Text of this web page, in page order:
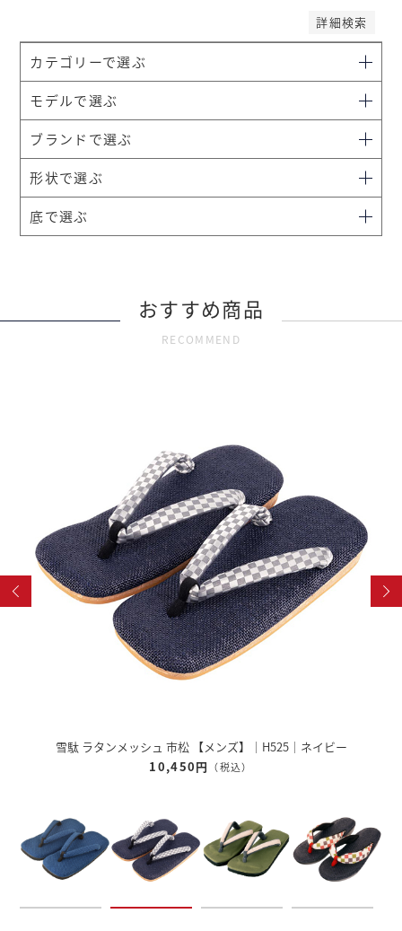
詳細検索
カテゴリーで選ぶ
モデルで選ぶ
ブランドで選ぶ
形状で選ぶ
底で選ぶ
おすすめ商品
RECOMMEND
雪駄 奈良大和 緑茶染め 【レディース】｜R1162
12,320円（税込）